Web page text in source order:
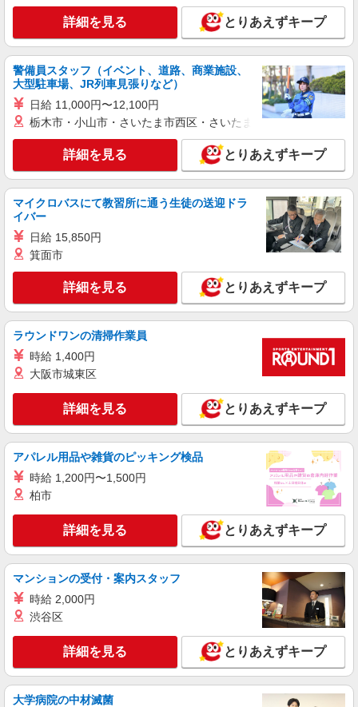
千葉県市川市
キープ 詳細を見る
派遣社員
株式会社トラストグロース 新宿本社 第1営業部
特別養護老人ホームでの看護師
時給：2,100円〜 ※資格・経験などによる
千葉県市川市
キープ 詳細を見る
アルバイト パート
日研トータルソーシング株式会社 メディカルケア事業部/千葉オフィ
ス【看護助手】
看護助手（ナースエイド）
時給1,300円 ★週払いOK（規定あり） ※給与
幅は経験・能力による
千葉県市川市 【最寄駅】JR武蔵野線「市川大
特別養護老人ホームでの看護師
時給：2100円〜2200円 ※資格や経験などによ
キープ 詳細を見る
派遣社員
（株）ウィルオブ・ワークCW 千葉支店/ms120101
時給1300円 ◆前払い・日払い・週払いOK
千葉県市川市
キープ 詳細を見る
詳細を見る とりあえずキープ
警備員スタッフ（イベント、道路、商業施設、
大型駐車場、JR列車見張りなど）
日給 11,000円〜12,100円
栃木市・小山市・さいたま市西区・さいたま市岩槻区・久喜市・
詳細を見る とりあえずキープ
マイクロバスにて教習所に通う生徒の送迎ドラ
イバー
日給 15,850円
箕面市
詳細を見る とりあえずキープ
ラウンドワンの清掃作業員
時給 1,400円
大阪市城東区
詳細を見る とりあえずキープ
アパレル用品や雑貨のピッキング検品
時給 1,200円〜1,500円
柏市
詳細を見る とりあえずキープ
マンションの受付・案内スタッフ
時給 2,000円
渋谷区
詳細を見る とりあえずキープ
大学病院の中材滅菌